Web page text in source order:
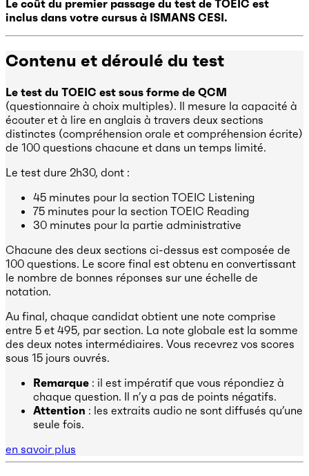
Le coût du premier passage du test de TOEIC est
inclus dans votre cursus à ISMANS CESI.
Contenu et déroulé du test
Le test du TOEIC est sous forme de QCM
(questionnaire à choix multiples). Il mesure la capacité à
écouter et à lire en anglais à travers deux sections
distinctes (compréhension orale et compréhension écrite)
de 100 questions chacune et dans un temps limité.
Le test dure 2h30, dont :
45 minutes pour la section TOEIC Listening
75 minutes pour la section TOEIC Reading
30 minutes pour la partie administrative
Chacune des deux sections ci-dessus est composée de
100 questions. Le score final est obtenu en convertissant
le nombre de bonnes réponses sur une échelle de
notation.
Au final, chaque candidat obtient une note comprise
entre 5 et 495, par section. La note globale est la somme
des deux notes intermédiaires. Vous recevrez vos scores
sous 15 jours ouvrés.
Remarque : il est impératif que vous répondiez à
chaque question. Il n’y a pas de points négatifs.
Attention : les extraits audio ne sont diffusés qu’une
seule fois.
en savoir plus